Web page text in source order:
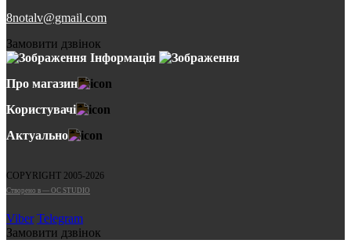
8notalv@gmail.com
Замовити дзвінок
Інформація
Про магазин
Користувачі
Актуально
COPYRIGHT 2005-2026
Cтворено в — OC STUDIO
Viber Telegram
Замовити дзвінок